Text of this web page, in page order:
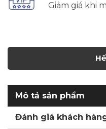
Giảm giá khi
Mô tả sản phẩm
Đánh giá khách